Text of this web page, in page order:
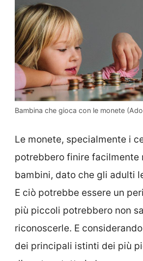
Bambina che gioca con le monete
Le monete, specialmente i
potrebbero finire facilmente
bambini, dato che gli adulti
E ciò potrebbe essere un
più piccoli potrebbero non
riconoscerle. E
dei principali istinti dei più